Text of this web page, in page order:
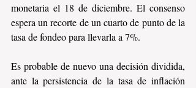
monetaria el 18 de diciembre. El consenso
espera un recorte de un cuarto de punto de la
tasa de fondeo para llevarla a 7%.
Es probable de nuevo una decisión dividida,
ante la persistencia de la tasa de inflación